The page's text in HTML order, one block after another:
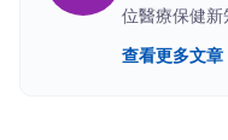
位醫療保健
生俱來，體
《NOW健康
查看更多文